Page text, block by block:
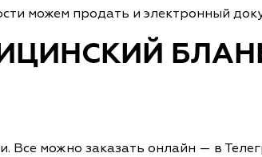
можем продать и электронный
Все можно заказать онлайн — в